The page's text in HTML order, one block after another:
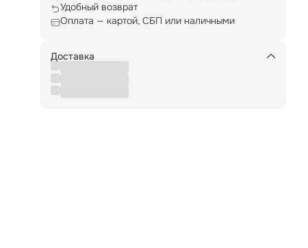
Удобный возврат
Оплата — картой, СБП или наличными
Доставка